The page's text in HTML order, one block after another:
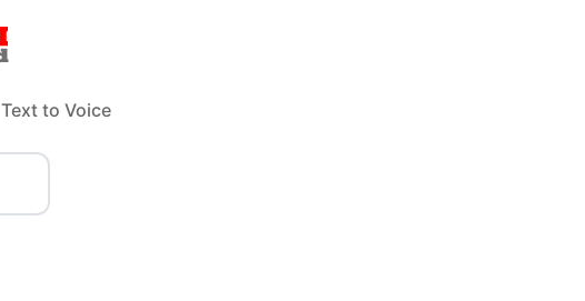
Text to Voice